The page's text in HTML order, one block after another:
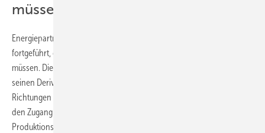
müssen.
Energiepartnerschaften würden mit belastbaren Ergebnissen
fortgeführt, gepflegt beziehungsweise neu etabliert werden
müssen. Die benötigte Infrastruktur für Importe von Wasserstoff und
seinen Derivaten im Inland sowie grenzüberschreitend solle in alle
Richtungen konsequent auf- und ausgebaut werden. Ziel müsse sein,
den Zugang zu Wasserstoff aus Ländern mit kostengünstigen
Produktionsbedingungen zu ermöglichen.